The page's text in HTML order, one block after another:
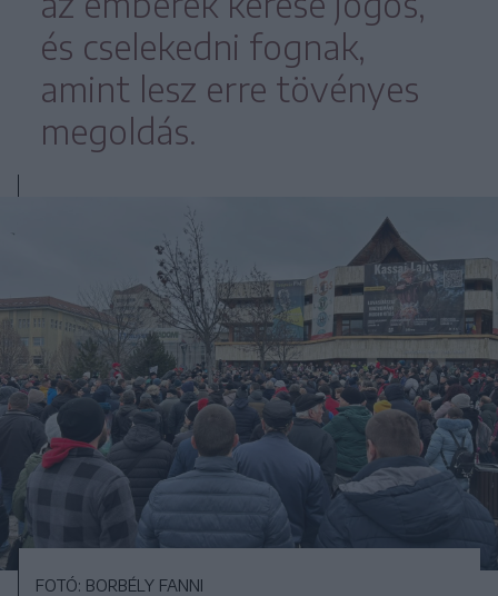
és cselekedni fognak,
amint lesz erre tövényes
megoldás.
FOTÓ: BORBÉLY FANNI